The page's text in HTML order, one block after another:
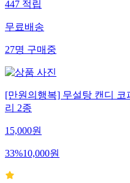
447적립
무료배송
27명구매중
[만원의행복] 무설탕 캔디
리 2종
15,000원
33%10,000원